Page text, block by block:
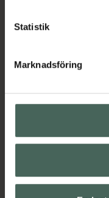
Statistik
Marknadsföring
hjälpa just dig att
Kundservice
Leverans, betalning och
App